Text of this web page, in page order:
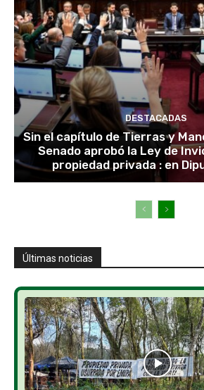
DESTACADAS
Sin el capítulo de Tierras y
Senado aprobó la Ley de
propiedad privada : en
Últimas noticias